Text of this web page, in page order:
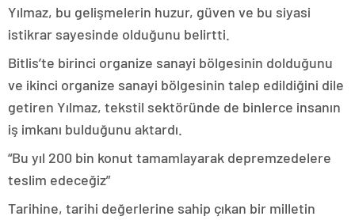
Yılmaz, bu gelişmelerin huzur, güven ve bu siyasi
istikrar sayesinde olduğunu belirtti.
Bitlis’te birinci organize sanayi bölgesinin dolduğunu
ve ikinci organize sanayi bölgesinin talep edildiğini dile
getiren Yılmaz, tekstil sektöründe de binlerce insanın
iş imkanı bulduğunu aktardı.
“Bu yıl 200 bin konut tamamlayarak depremzedelere
teslim edeceğiz”
Tarihine, tarihi değerlerine sahip çıkan bir milletin